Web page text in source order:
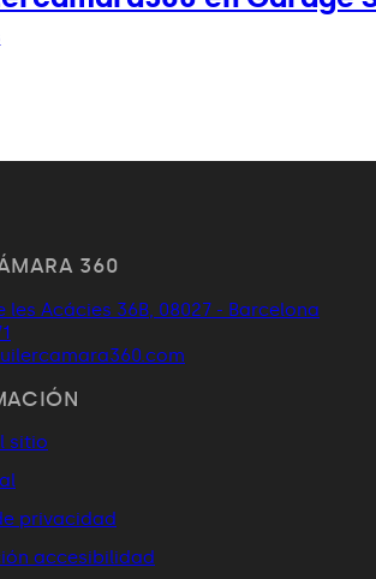
360
les Acácies 36B, 08027 - Barcelona
sitio
privacidad
accesibilidad